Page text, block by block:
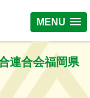
MENU
連合会福岡県